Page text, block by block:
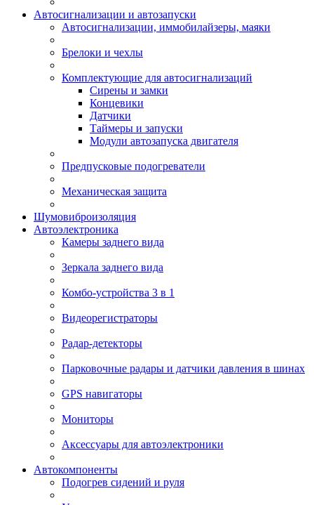
Автосигнализации и автозапуски
Автосигнализации, иммобилайзеры, маяки
Брелоки и чехлы
Комплектующие для автосигнализаций
Сирены и замки
Концевики
Датчики
Таймеры и запуски
Модули автозапуска двигателя
Предпусковые подогреватели
Механическая защита
Шумовиброизоляция
Автоэлектроника
Камеры заднего вида
Зеркала заднего вида
Комбо-устройства 3 в 1
Видеорегистраторы
Радар-детекторы
Парковочные радары и датчики давления в шинах
GPS навигаторы
Мониторы
Аксессуары для автоэлектроники
Автокомпоненты
Подогрев сидений и руля